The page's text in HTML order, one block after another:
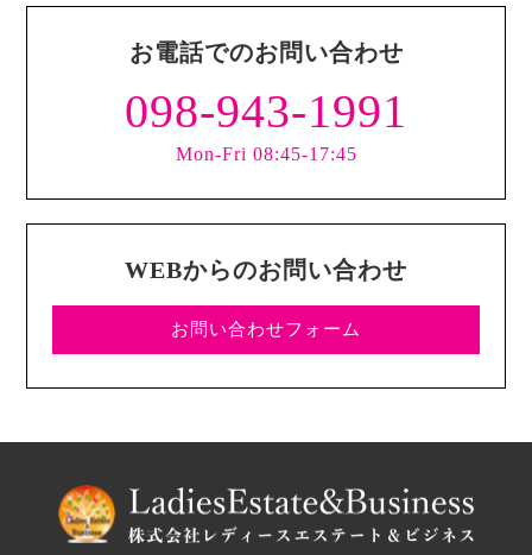
お電話でのお問い合わせ
098-943-1991
Mon-Fri 08:45-17:45
WEBからのお問い合わせ
お問い合わせフォーム